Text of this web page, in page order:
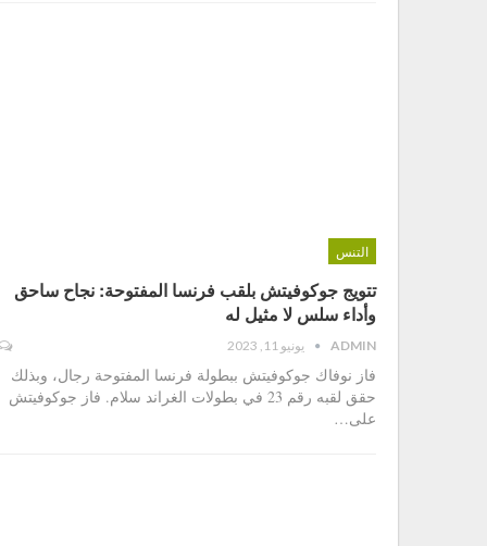
التنس
تتويج جوكوفيتش بلقب فرنسا المفتوحة: نجاح ساحق
وأداء سلس لا مثيل له
ADMIN يونيو 11, 2023
فاز نوفاك جوكوفيتش ببطولة فرنسا المفتوحة رجال، وبذلك
حقق لقبه رقم 23 في بطولات الغراند سلام. فاز جوكوفيتش
على…